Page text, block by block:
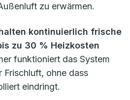
zu erwärmen.
kontinuierlich frische
zu 30 % Heizkosten
funktioniert das System
Frischluft, ohne dass
eindringt.